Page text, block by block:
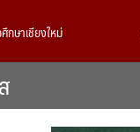
กษาเชียงใหม่